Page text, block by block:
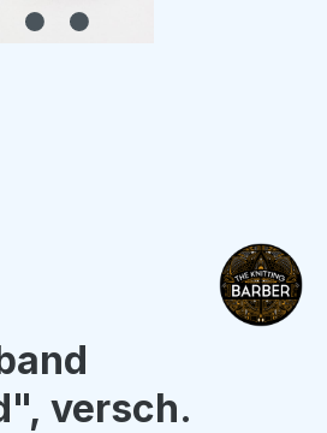
versch.